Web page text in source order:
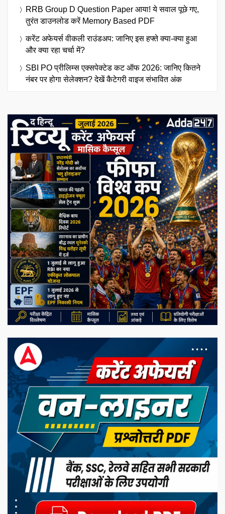
RRB Group D Question Paper आया! ये सवाल पूछे गए,
तुरंत डाउनलोड करें Memory Based PDF
करेंट अफेयर्स वीकली राउंडअप: जानिए इस हफ्ते क्या-क्या हुआ
और क्या रहा चर्चा में?
SBI PO प्रीलिम्स एक्सपेक्टेड कट ऑफ 2026: जानिए कितने
नंबर पर होगा सेलेक्शन? देखें कैटेगरी वाइज संभावित अंक